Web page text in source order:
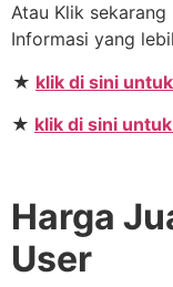
Atau Klik
Informasi yang
★ klik di sini
★ klik di sini
Harga
User